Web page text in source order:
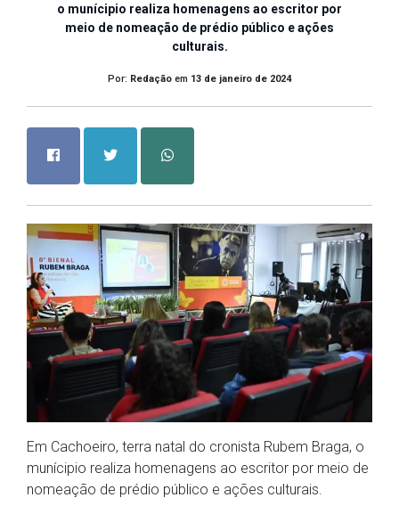
o munícipio realiza homenagens ao escritor por
meio de nomeação de prédio público e ações
culturais.
Por: Redação em 13 de janeiro de 2024
Em Cachoeiro, terra natal do cronista Rubem Braga, o
munícipio realiza homenagens ao escritor por meio de
nomeação de prédio público e ações culturais.